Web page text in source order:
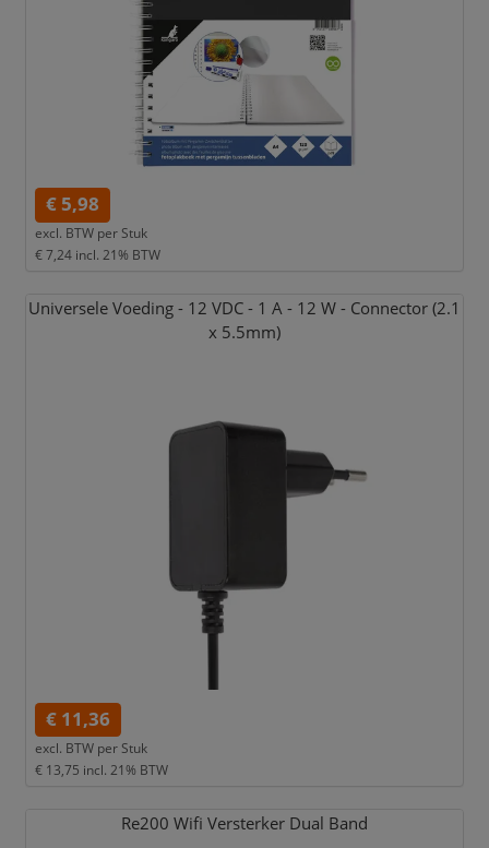
€ 5,98
excl. BTW per Stuk
€ 7,24 incl. 21% BTW
Universele Voeding - 12 VDC - 1 A - 12 W - Connector (2.1
x 5.5mm)
€ 11,36
excl. BTW per Stuk
€ 13,75 incl. 21% BTW
Re200 Wifi Versterker Dual Band